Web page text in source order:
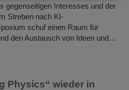
gegenseitigen Interesses und der
Streben nach KI-
schuf einen Raum für
den Austausch von Ideen und…
Physics“ wieder in